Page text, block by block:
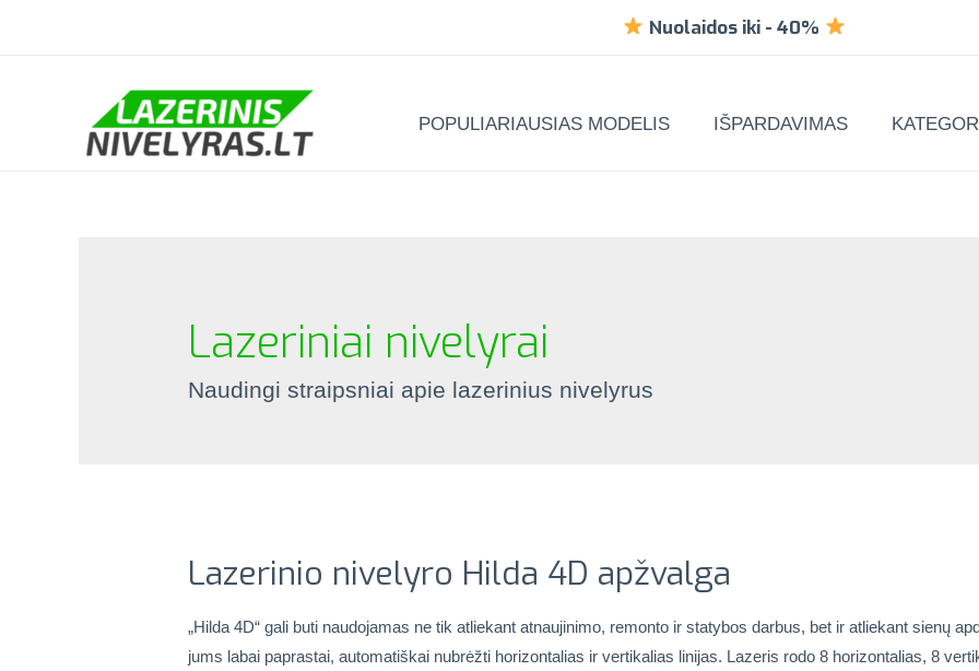
Nuolaidos iki - 40%
POPULIARIAUSIAS MODELIS IŠPARDAVIMAS
Lazeriniai nivelyrai
Naudingi straipsniai apie lazerinius nivelyrus
Lazerinio nivelyro Hilda 4D apžvalga
„Hilda 4D“ gali buti naudojamas ne tik atliekant atnaujinimo, remonto ir statybos darbus, bet ir atliekant sienų
jums labai paprastai, automatiškai nubrėžti horizontalias ir vertikalias linijas. Lazeris rodo 8 horizontalias, 8